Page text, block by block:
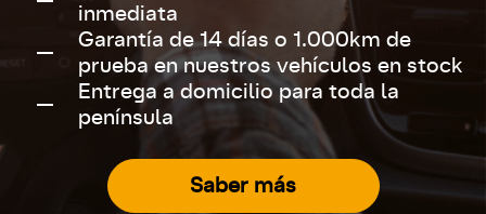
inmediata
Garantía de 14 días o 1.000km de
prueba en nuestros vehículos en stock
Entrega a domicilio para toda la
península
Saber más